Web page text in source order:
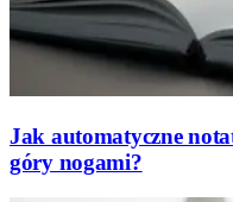
Jak automatyczne
góry nogami?